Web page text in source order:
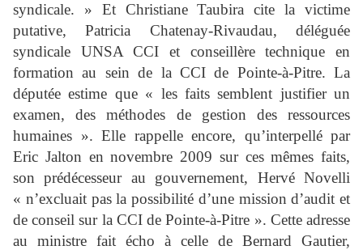
syndicale. » Et Christiane Taubira cite la victime
putative, Patricia Chatenay-Rivaudau, déléguée
syndicale UNSA CCI et conseillère technique en
formation au sein de la CCI de Pointe-à-Pitre. La
députée estime que « les faits semblent justifier un
examen, des méthodes de gestion des ressources
humaines ». Elle rappelle encore, qu’interpellé par
Eric Jalton en novembre 2009 sur ces mêmes faits,
son prédécesseur au gouvernement, Hervé Novelli
« n’excluait pas la possibilité d’une mission d’audit et
de conseil sur la CCI de Pointe-à-Pitre ». Cette adresse
au ministre fait écho à celle de Bernard Gautier,